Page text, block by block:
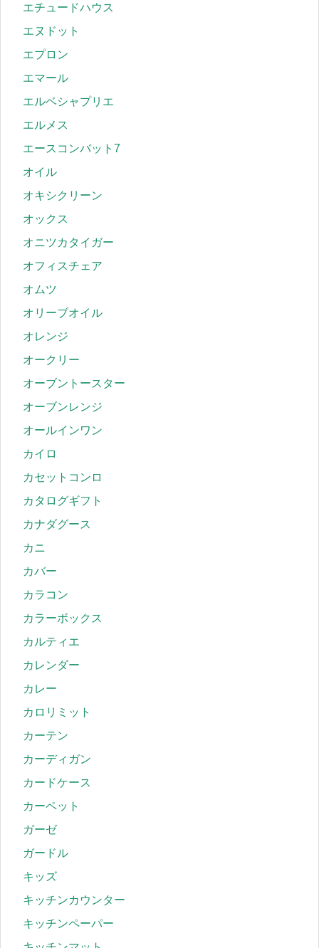
エチュードハウス
エヌドット
エプロン
エマール
エルベシャプリエ
エルメス
エースコンバット7
オイル
オキシクリーン
オックス
オニツカタイガー
オフィスチェア
オムツ
オリーブオイル
オレンジ
オークリー
オーブントースター
オーブンレンジ
オールインワン
カイロ
カセットコンロ
カタログギフト
カナダグース
カニ
カバー
カラコン
カラーボックス
カルティエ
カレンダー
カレー
カロリミット
カーテン
カーディガン
カードケース
カーペット
ガーゼ
ガードル
キッズ
キッチンカウンター
キッチンペーパー